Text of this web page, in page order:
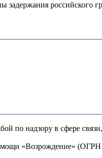
российского
надзору в сфере
«Возрождение» (ОГРН